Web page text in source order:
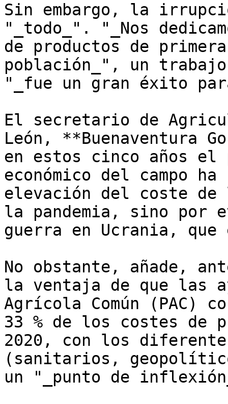
Sin embargo, la
"_todo_". "_Nos
de productos de
población_", un
"_fue un gran éxito
El secretario de
León, **Buenaventura
en estos cinco años el
económico del campo
elevación del coste
la pandemia, sino por
guerra en Ucrania,
No obstante, añade,
la ventaja de que las
Agrícola Común (PAC)
33 % de los costes de
2020, con los
(sanitarios,
un "_punto de